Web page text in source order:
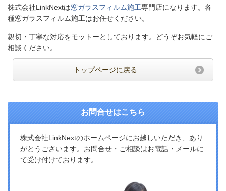
株式会社LinkNextは窓ガラスフィルム施工専門店になります。各
種窓ガラスフィルム施工はお任せください。
親切・丁寧な対応をモットーとしております。どうぞお気軽にご
相談ください。
トップページに戻る
お問合せはこちら
株式会社LinkNextのホームページにお越しいただき、あり
がとうございます。お問合せ・ご相談はお電話・メールに
て受け付けております。